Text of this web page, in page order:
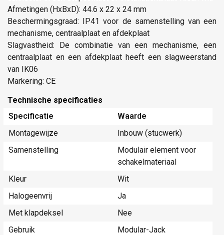
Afmetingen (HxBxD): 44.6 x 22 x 24 mm
Beschermingsgraad: IP41 voor de samenstelling van een
mechanisme, centraalplaat en afdekplaat
Slagvastheid: De combinatie van een mechanisme, een
centraalplaat en een afdekplaat heeft een slagweerstand
van IK06
Markering: CE
Technische specificaties
Specificatie
Waarde
Montagewijze
Inbouw (stucwerk)
Samenstelling
Modulair element voor
schakelmateriaal
Kleur
Wit
Halogeenvrij
Ja
Met klapdeksel
Nee
Gebruik
Modular-Jack